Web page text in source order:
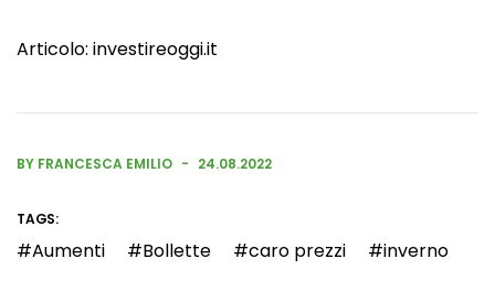
Articolo: investireoggi.it
BY FRANCESCA EMILIO 24.08.2022
TAGS:
Aumenti Bollette caro prezzi inverno